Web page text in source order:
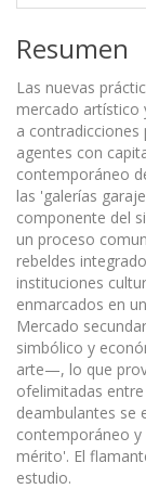
Resumen
Las nuevas
mercado artístico
a
agentes con
contemporáneo
las 'galerías
componente del
un proceso
rebeldes
instituciones
enmarcados en
Mercado
simbólico y
arte—, lo que
ofelimitadas
deambulantes se
contemporáneo
mérito'. El
estudio.